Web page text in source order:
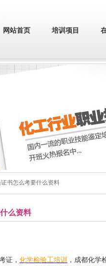
网站首页 培训项目
书怎么考要什么资料
么资料
证， 化学检验工培训 ，成都化学